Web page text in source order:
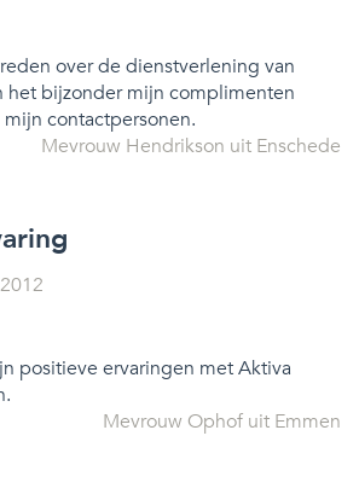
over de dienstverlening van
het bijzonder mijn complimenten
contactpersonen.
Mevrouw Hendrikson uit Enschede
positieve ervaringen met Aktiva
Mevrouw Ophof uit Emmen